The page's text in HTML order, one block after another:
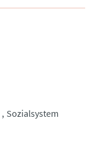
Sozialsystem